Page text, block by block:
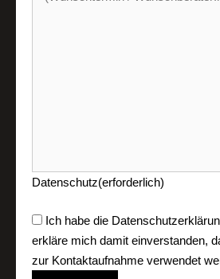
Datenschutz(erforderlich)
Ich habe die
erkläre mich damit einverstanden,
zur Kontaktaufnahme verwendet